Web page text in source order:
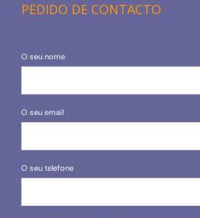
PEDIDO DE CONTACTO
O seu nome
O seu email
O seu telefone